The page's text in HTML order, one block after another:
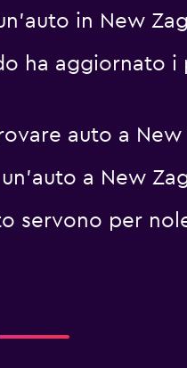
in New
ha aggiornato i
auto a
a New
servono per